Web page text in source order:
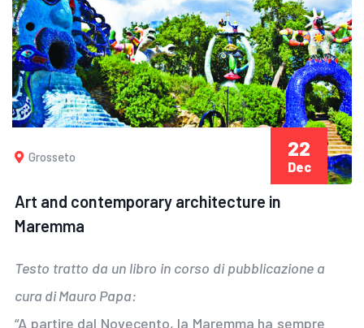
Grosseto
Art and contemporary architecture in
Maremma
Testo tratto da un libro in corso di pubblicazione a
cura di Mauro Papa:
“A partire dal Novecento, la Maremma ha sempre
22
Dec